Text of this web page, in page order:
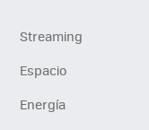
Streaming
Espacio
Energía